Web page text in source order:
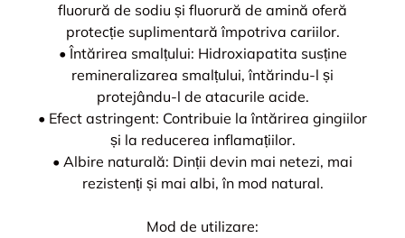
fluorură de sodiu și fluorură de amină oferă
protecție suplimentară împotriva cariilor.
• Întărirea smalțului: Hidroxiapatita susține
remineralizarea smalțului, întărindu-l și
protejându-l de atacurile acide.
• Efect astringent: Contribuie la întărirea gingiilor
și la reducerea inflamațiilor.
• Albire naturală: Dinții devin mai netezi, mai
rezistenți și mai albi, în mod natural.
Mod de utilizare: